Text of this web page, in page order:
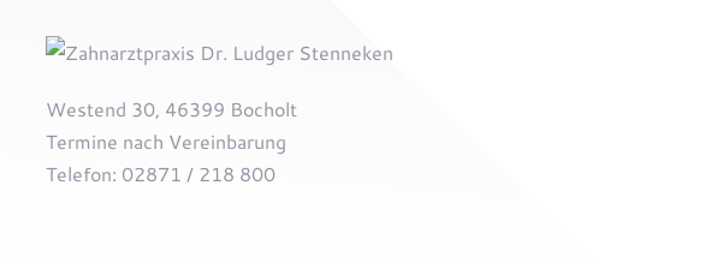
Westend 30, 46399 Bocholt
Termine nach Vereinbarung
Telefon: 02871 / 218 800